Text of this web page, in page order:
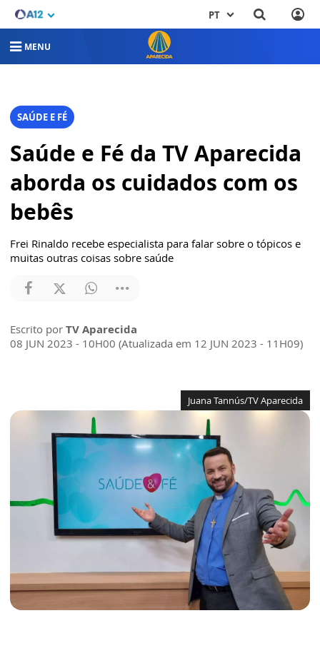
PT
MENU
SAÚDE E FÉ
Saúde e Fé da TV Aparecida
aborda os cuidados com os
bebês
Frei Rinaldo recebe especialista para falar sobre o tópicos e
muitas outras coisas sobre saúde
Escrito por TV Aparecida
08 JUN 2023 - 10H00 (Atualizada em 12 JUN 2023 - 11H09)
Juana Tannús/TV Aparecida